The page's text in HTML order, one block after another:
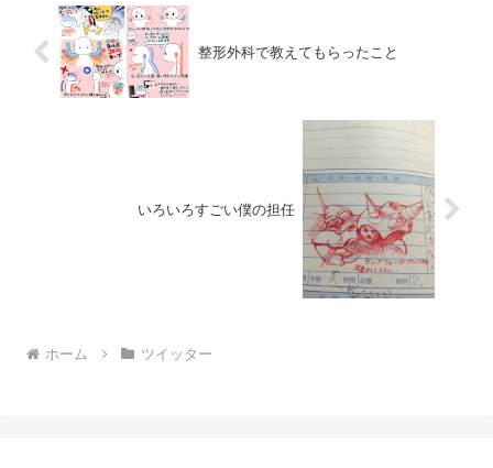
整形外科で教えてもらったこと
いろいろすごい僕の担任
ホーム ツイッター